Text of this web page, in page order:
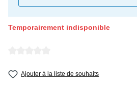
Temporairement indisponible
Ajouter à la liste de souhaits